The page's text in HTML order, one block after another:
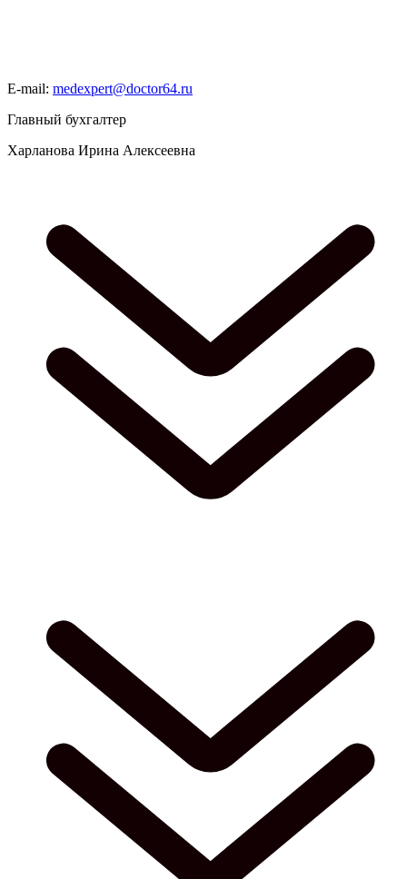
E-mail: medexpert@doctor64.ru
Главный бухгалтер
Харланова Ирина Алексеевна